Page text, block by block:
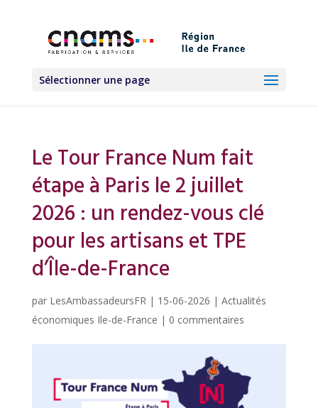
Sélectionner une page
Le Tour France Num fait
étape à Paris le 2 juillet
2026 : un rendez-vous clé
pour les artisans et TPE
d’Île-de-France
par LesAmbassadeursFR| 15-06-2026 | Actualités
économiques Ile-de-France | 0 commentaires